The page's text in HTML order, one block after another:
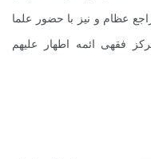
عظام و نیز با حضور علما
فقهی ائمه اطهار علیهم